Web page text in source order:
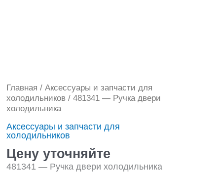
Главная / Аксессуары и запчасти для
холодильников/ 481341 — Ручка двери
холодильника
Аксессуары и запчасти для
холодильников
Цену уточняйте
481341 — Ручка двери холодильника
Количество
товара
481341
Ручка
двери
холодильника